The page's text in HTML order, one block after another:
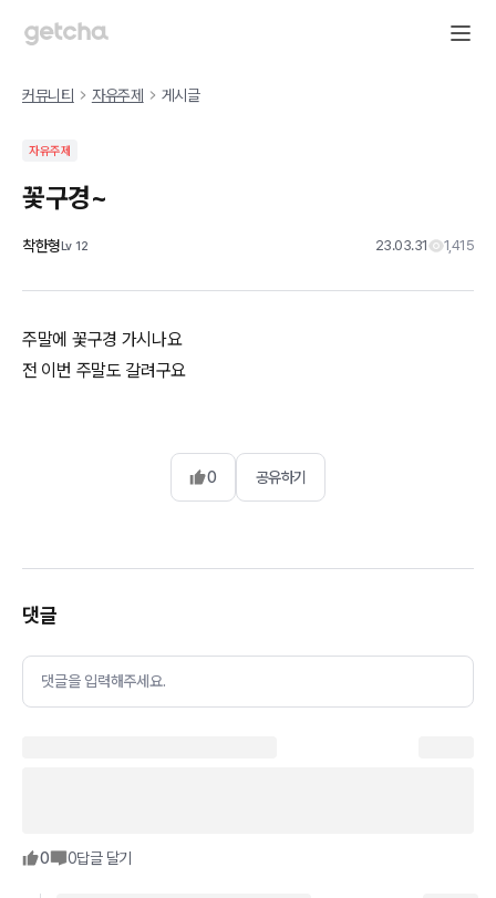
커뮤니티 자유주제 게시글
자유주제
꽃구경~
착한형Lv 12 23.03.31 1,415
주말에 꽃구경 가시나요
전 이번 주말도 갈려구요
0 공유하기
댓글
댓글을 입력해주세요.
0 0답글 달기